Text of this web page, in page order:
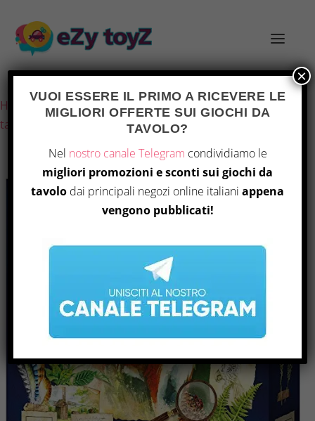
Home /Giochi e giocattoli/Giochi di società/Giochi da
tavolo
/ “Asmodee – Meadow – Gioco da Tavolo”
OFFERTA
VUOI ESSERE IL PRIMO A RICEVERE LE
MIGLIORI OFFERTE SUI GIOCHI DA
TAVOLO?
Nel nostro canale Telegram condividiamo le
migliori promozioni e sconti sui giochi da
tavolo dai principali negozi online italiani appena
vengono pubblicati!
×